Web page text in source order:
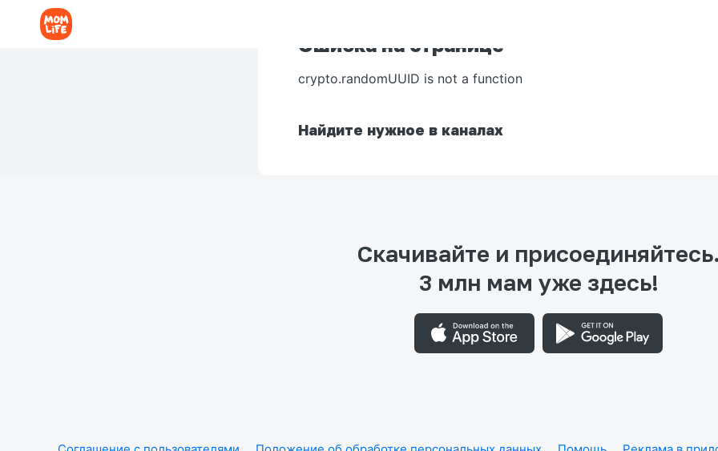
Ошибка на странице
crypto.randomUUID is not a function
Найдите нужное в каналах
Скачивайте и присоединяйтесь.
3 млн мам уже здесь!